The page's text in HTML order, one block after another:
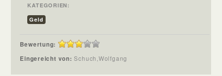
KATEGORIEN:
Geld
Bewertung:
Eingereicht von:Schuch,Wolfgang